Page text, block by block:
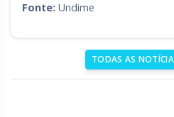
Fonte: Undime
TODAS AS